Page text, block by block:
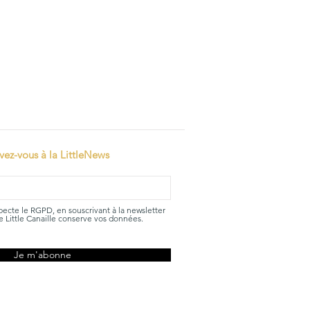
vous à la LittleNews
le RGPD, en souscrivant à la newsletter
Little Canaille conserve vos données.
Je m'abonne